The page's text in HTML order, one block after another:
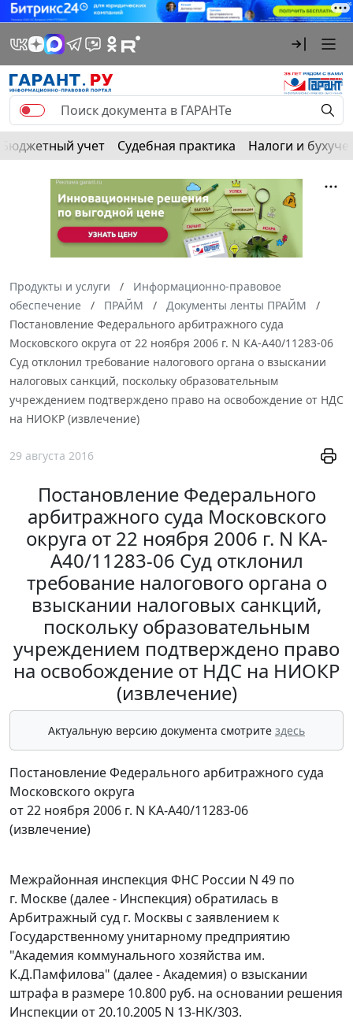
Бюджетный учет Судебная практика Налоги и
Продукты и услуги
Информационно-правовое
обеспечение
ПРАЙМ
Документы ленты ПРАЙМ
Постановление Федерального арбитражного суда
Московского округа от 22 ноября 2006 г. N КА-А40/11283-06
Суд отклонил требование налогового органа о взыскании
налоговых санкций, поскольку образовательным
учреждением подтверждено право на освобождение от НДС
на НИОКР (извлечение)
29 августа 2016
Постановление Федерального
арбитражного суда Московского
округа от 22 ноября 2006 г. N КА-
А40/11283-06 Суд отклонил
требование налогового органа о
взыскании налоговых санкций,
поскольку образовательным
учреждением подтверждено право
на освобождение от НДС на НИОКР
(извлечение)
Актуальную версию документа смотрите здесь
Постановление Федерального арбитражного суда
Московского округа
от 22 ноября 2006 г. N КА-А40/11283-06
(извлечение)
Межрайонная инспекция ФНС России N 49 по
г. Москве (далее - Инспекция) обратилась в
Арбитражный суд г. Москвы с заявлением к
Государственному унитарному предприятию
"Академия коммунального хозяйства им.
К.Д.Памфилова" (далее - Академия) о взыскании
штрафа в размере 10.800 руб. на основании решения
Инспекции от 20.10.2005 N 13-НК/303.